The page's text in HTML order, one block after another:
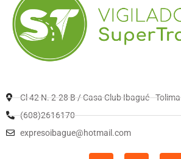
Cl 42 N. 2-28 B / Casa Club Ibagué - Tolima
(608)2616170
expresoibague@hotmail.com